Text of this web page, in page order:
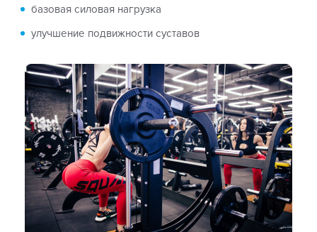
базовая силовая нагрузка
улучшение подвижности суставов